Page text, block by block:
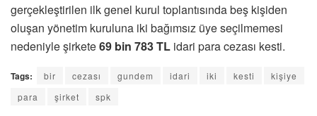
gerçekleştirilen ilk genel kurul toplantısında beş kişiden
oluşan yönetim kuruluna iki bağımsız üye seçilmemesi
nedeniyle şirkete69 bin 783 TL idari para cezası kesti.
Tags: bir cezası gundem idari iki kesti
kişiye
para
şirket spk